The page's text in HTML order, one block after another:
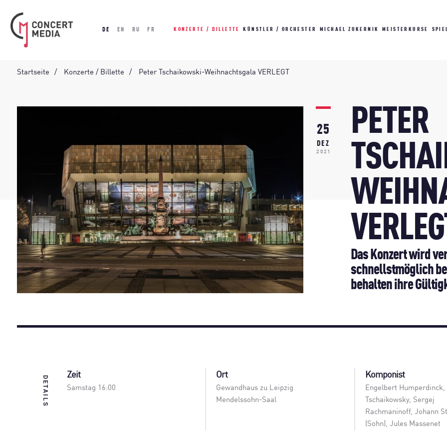
DE EN RU FR KONZERTE / BILLETTE KÜNSTLER / ORCHESTER MICHAEL ZUKERNIK MEISTERKURSE
Startseite Konzerte / Billette Peter Tschaikowski-Weihnachtsgala VERLEGT
25
DEZ
2021
PETER
Das Konzert wird
schnellstmöglich
behalten ihre
DETAILS Zeit
Samstag 16:00
Ort
Gewandhaus zu Leipzig
Mendelssohn-Saal
Komponist
Engelbert
Tschaikowsky, Sergej
Rachmaninoff, Johann
(Sohn), Jules Massenet